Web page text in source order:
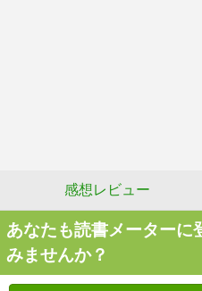
感想レビュー
あなたも読書メーターに
みませんか？